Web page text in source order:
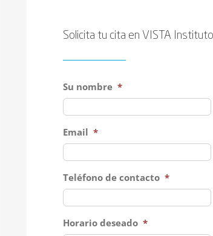
Solicita tu cita en VISTA
Su nombre *
Email *
Teléfono de contacto *
Horario deseado *